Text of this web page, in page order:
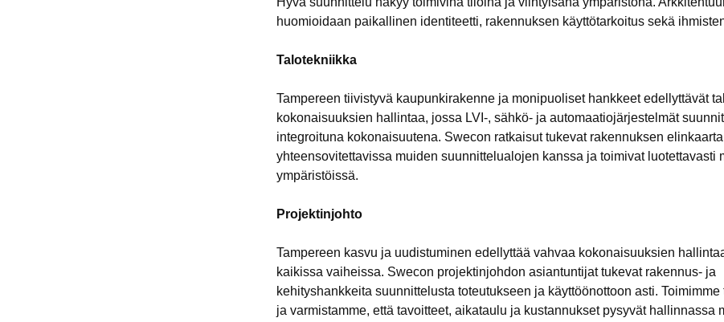
huomioidaan paikallinen identiteetti, rakennuksen käyttötarkoitus sekä
Talotekniikka
Tampereen tiivistyvä kaupunkirakenne ja monipuoliset hankkeet edellyttävät
kokonaisuuksien hallintaa, jossa LVI-, sähkö- ja automaatiojärjestelmät
integroituna kokonaisuutena. Swecon ratkaisut tukevat rakennuksen
yhteensovitettavissa muiden suunnittelualojen kanssa ja toimivat luotettavasti
ympäristöissä.
Projektinjohto
Tampereen kasvu ja uudistuminen edellyttää vahvaa kokonaisuuksien
kaikissa vaiheissa. Swecon projektinjohdon asiantuntijat tukevat rakennus- ja
kehityshankkeita suunnittelusta toteutukseen ja käyttöönottoon asti.
ja varmistamme, että tavoitteet, aikataulu ja kustannukset pysyvät hallinnassa